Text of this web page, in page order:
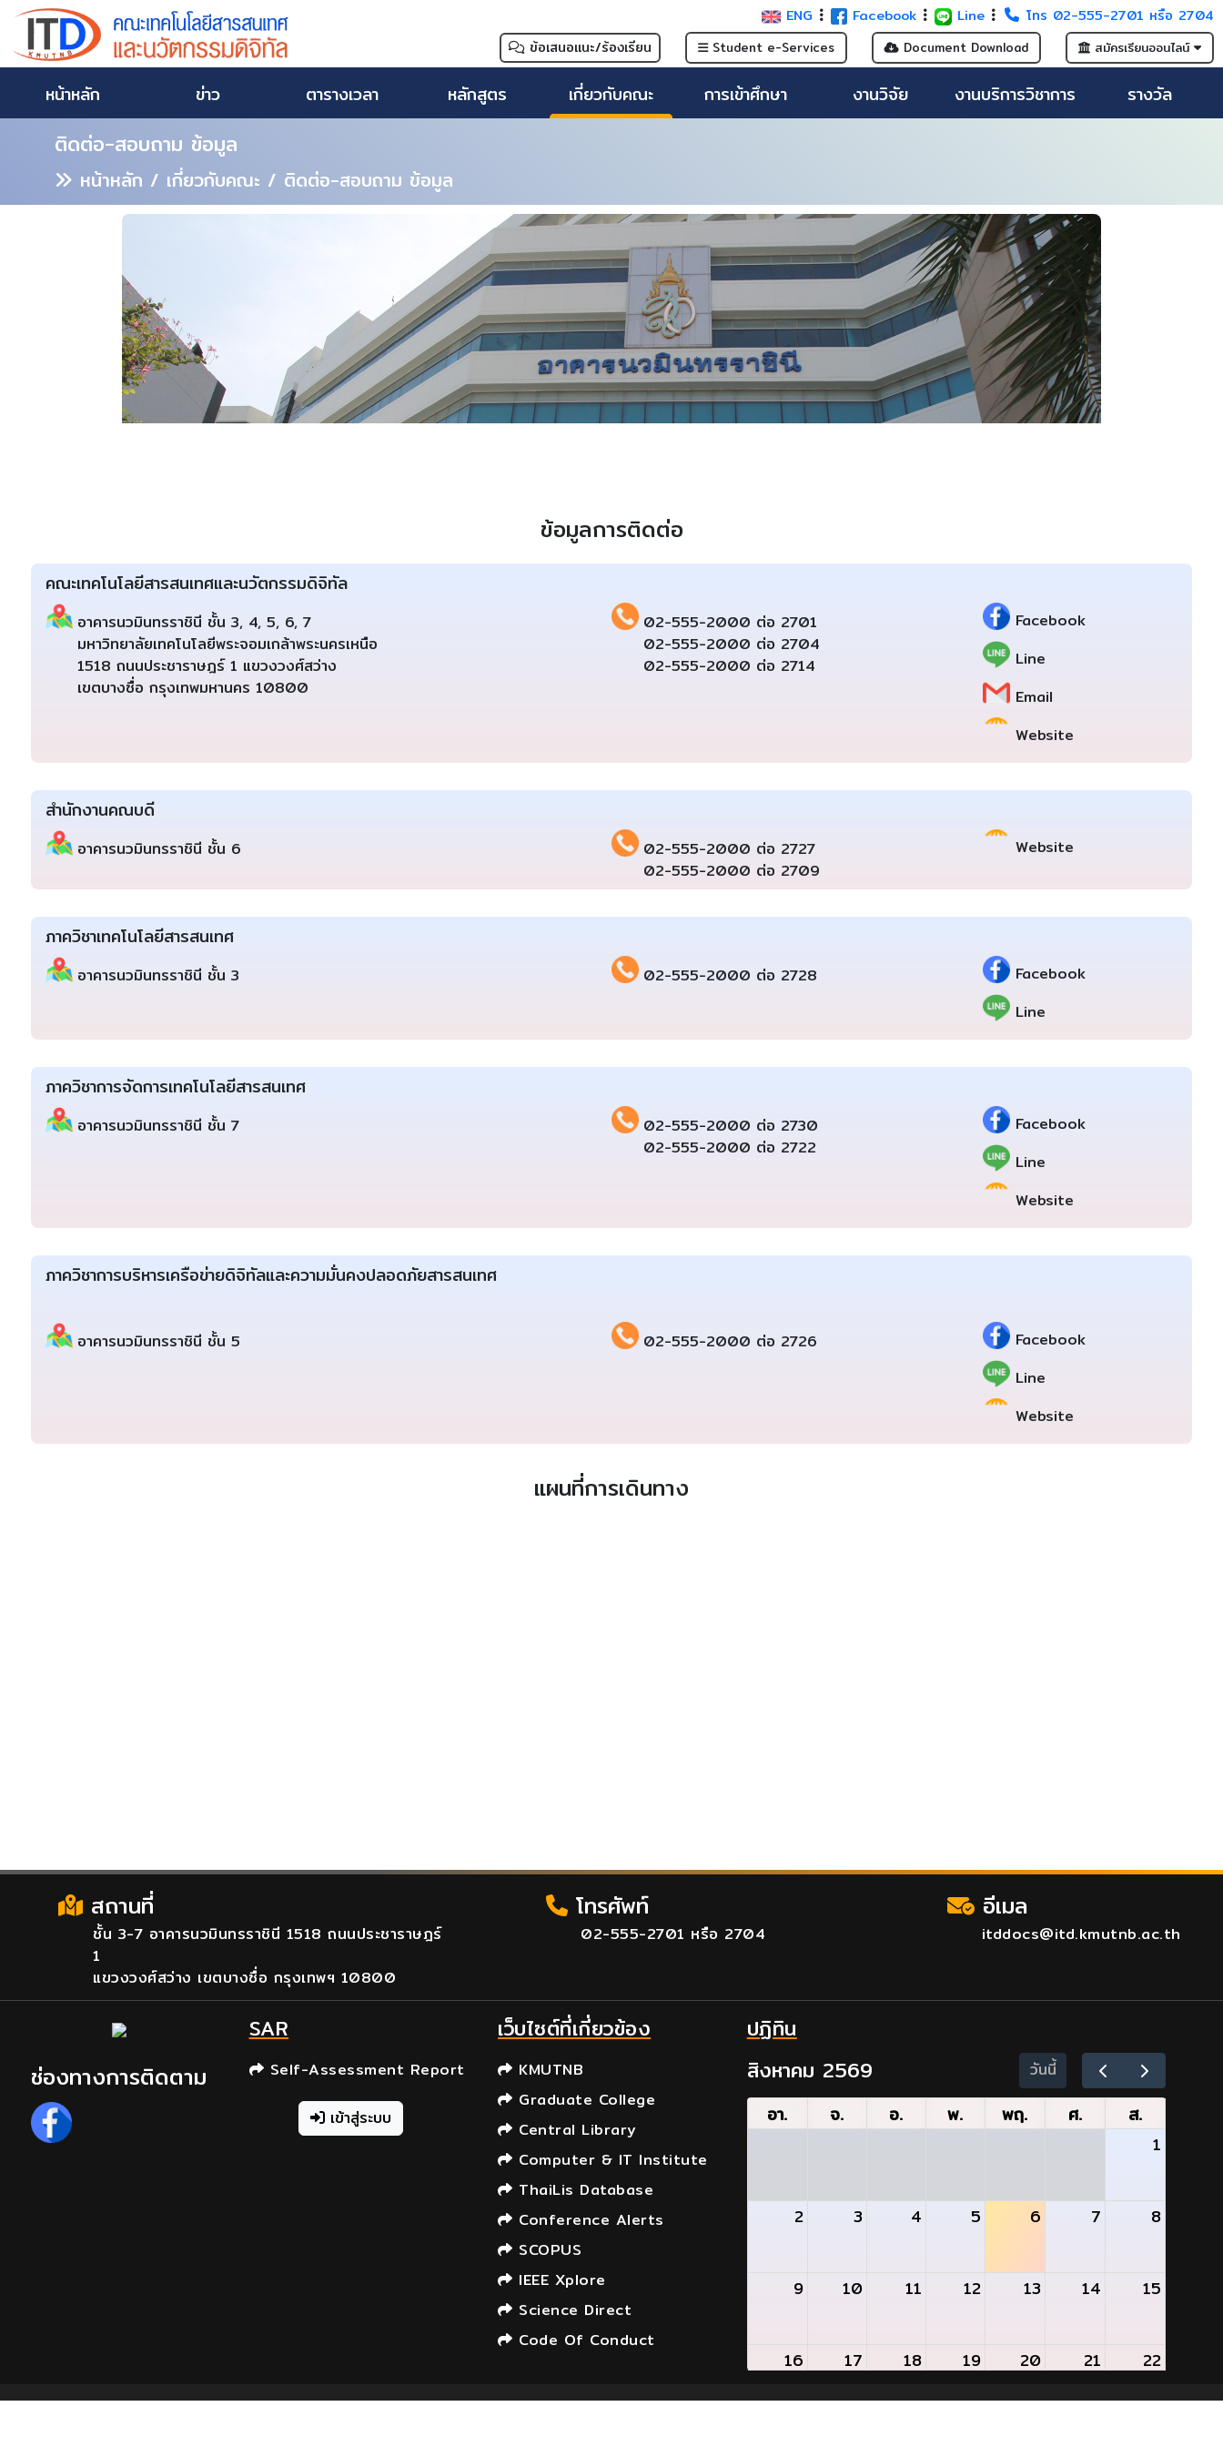
ENG Facebook Line โทร 02-555-2701 หรือ 2704
ข้อเสนอแนะ/ร้องเรียน Student e-Services Document Download สมัครเรียนออนไลน์
หน้าหลัก ข่าว ตารางเวลา หลักสูตร เกี่ยวกับคณะ การเข้าศึกษา งานวิจัย งานบริการวิชาการ รางวัล
ติดต่อ-สอบถาม ข้อมูล
หน้าหลัก / เกี่ยวกับคณะ / ติดต่อ-สอบถาม ข้อมูล
ข้อมูลการติดต่อ
คณะเทคโนโลยีสารสนเทศและนวัตกรรมดิจิทัล
อาคารนวมินทรราชินี ชั้น 3, 4, 5, 6, 7
มหาวิทยาลัยเทคโนโลยีพระจอมเกล้าพระนครเหนือ
1518 ถนนประชาราษฎร์ 1 แขวงวงศ์สว่าง
เขตบางซื่อ กรุงเทพมหานคร 10800
02-555-2000 ต่อ 2701
02-555-2000 ต่อ 2704
02-555-2000 ต่อ 2714
Facebook
Line
Email
Website
สำนักงานคณบดี
อาคารนวมินทรราชินี ชั้น 6
02-555-2000 ต่อ 2727
02-555-2000 ต่อ 2709
Website
ภาควิชาเทคโนโลยีสารสนเทศ
อาคารนวมินทรราชินี ชั้น 3 02-555-2000 ต่อ 2728
Facebook
Line
ภาควิชาการจัดการเทคโนโลยีสารสนเทศ
อาคารนวมินทรราชินี ชั้น 7
02-555-2000 ต่อ 2730
02-555-2000 ต่อ 2722
Facebook
Line
Website
ภาควิชาการบริหารเครือข่ายดิจิทัลและความมั่นคงปลอดภัยสารสนเทศ
อาคารนวมินทรราชินี ชั้น 5 02-555-2000 ต่อ 2726
Facebook
Line
Website
แผนที่การเดินทาง
สถานที่
ชั้น 3-7 อาคารนวมินทรราชินี 1518 ถนนประชาราษฎร์
1
แขวงวงศ์สว่าง เขตบางซื่อ กรุงเทพฯ 10800
โทรศัพท์
02-555-2701 หรือ 2704
อีเมล
itddocs@itd.kmutnb.ac.th
ช่องทางการติดตาม
SAR
Self-Assessment Report
เข้าสู่ระบบ
เว็บไซต์ที่เกี่ยวข้อง
KMUTNB
Graduate College
Central Library
Computer & IT Institute
ThaiLis Database
Conference Alerts
SCOPUS
IEEE Xplore
Science Direct
Code Of Conduct
ปฏิทิน
สิงหาคม 2569
วันนี้
อา. จ. อ. พ. พฤ. ศ. ส.
1
2 3 4 5 6 7 8
9 10 11 12 13 14 15
16 17 18 19 20 21 22